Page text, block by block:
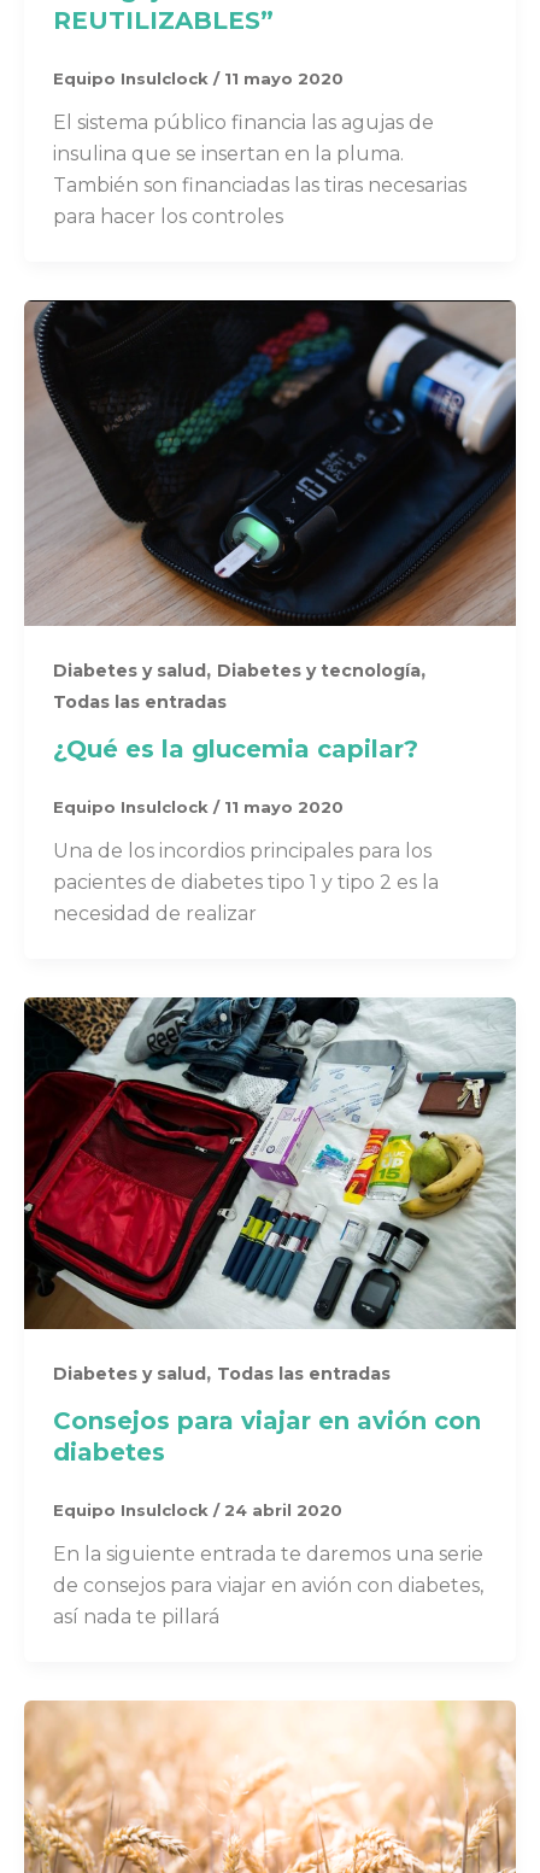
REUTILIZABLES”
Equipo Insulclock / 11 mayo 2020
El sistema público financia las agujas de
insulina que se insertan en la pluma.
También son financiadas las tiras necesarias
para hacer los controles
Diabetes y salud, Diabetes y tecnología,
Todas las entradas
¿Qué es la glucemia capilar?
Equipo Insulclock / 11 mayo 2020
Una de los incordios principales para los
pacientes de diabetes tipo 1 y tipo 2 es la
necesidad de realizar
Diabetes y salud, Todas las entradas
Consejos para viajar en avión con
diabetes
Equipo Insulclock / 24 abril 2020
En la siguiente entrada te daremos una serie
de consejos para viajar en avión con diabetes,
así nada te pillará